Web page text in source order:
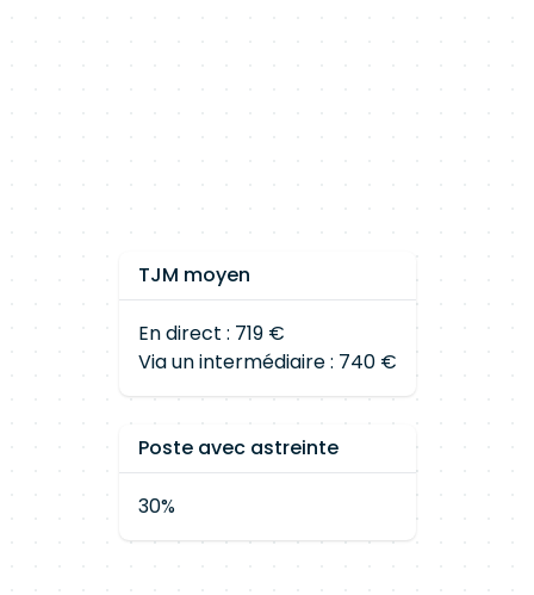
TJM moyen
En direct : 719 €
Via un intermédiaire : 740 €
Poste avec astreinte
30%